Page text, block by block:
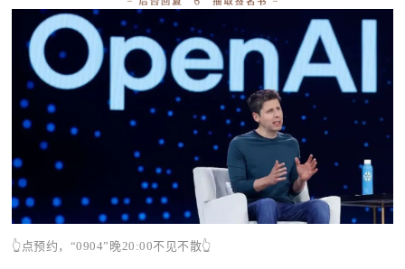
👆点预约，“0904”晚20:00不见不散👆